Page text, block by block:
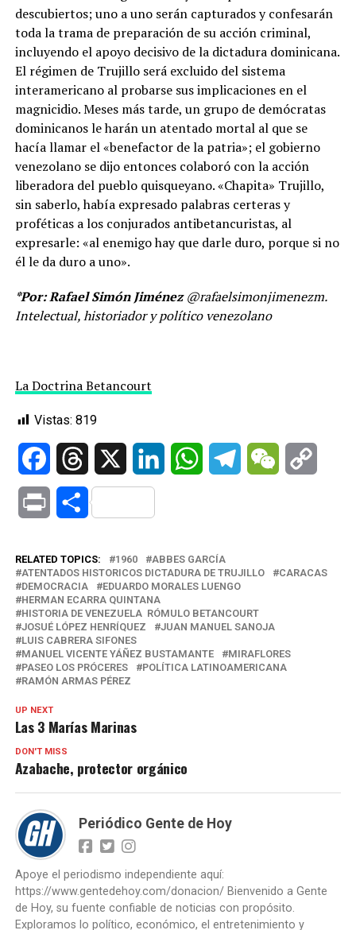
descubiertos; uno a uno serán capturados y confesarán
toda la trama de preparación de su acción criminal,
incluyendo el apoyo decisivo de la dictadura dominicana.
El régimen de Trujillo será excluido del sistema
interamericano al probarse sus implicaciones en el
magnicidio. Meses más tarde, un grupo de demócratas
dominicanos le harán un atentado mortal al que se
hacía llamar el «benefactor de la patria»; el gobierno
venezolano se dijo entonces colaboró con la acción
liberadora del pueblo quisqueyano. «Chapita» Trujillo,
sin saberlo, había expresado palabras certeras y
proféticas a los conjurados antibetancuristas, al
expresarle: «al enemigo hay que darle duro, porque si no
él le da duro a uno».
*Por: Rafael Simón Jiménez@rafaelsimonjimenezm.
Intelectual, historiador y político venezolano
La Doctrina Betancourt
Vistas: 819
FacebookThreads LinkedIn WhatsAppTelegramWeChat
Print Compartir
RELATED TOPICS: 1960
ABBES GARCÍA
ATENTADOS HISTORICOS DICTADURA DE TRUJILLO
CARACAS
DEMOCRACIA
EDUARDO MORALES LUENGO
HERMAN ECARRA QUINTANA
HISTORIA DE VENEZUELA RÓMULO BETANCOURT
JOSUÉ LÓPEZ HENRÍQUEZ
JUAN MANUEL SANOJA
LUIS CABRERA SIFONES
MANUEL VICENTE YÁÑEZ BUSTAMANTE
MIRAFLORES
PASEO LOS PRÓCERES
POLÍTICA LATINOAMERICANA
RAMÓN ARMAS PÉREZ
UP NEXT
Las 3 Marías Marinas
DON'T MISS
Azabache, protector orgánico
Periódico Gente de Hoy
Apoye el periodismo independiente aquí:
https://www.gentedehoy.com/donacion/ Bienvenido a Gente
de Hoy, su fuente confiable de noticias con propósito.
Exploramos lo político, económico, el entretenimiento y